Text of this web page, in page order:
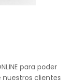
para poder
nuestros clientes